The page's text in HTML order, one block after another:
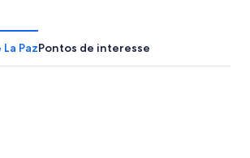
PazPontos de interesse